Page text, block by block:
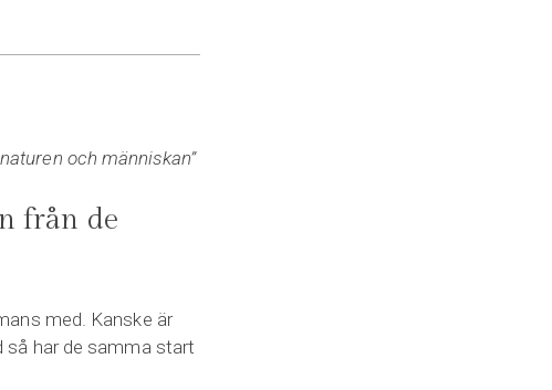
och människan”
från de
med. Kanske är
så har de samma start